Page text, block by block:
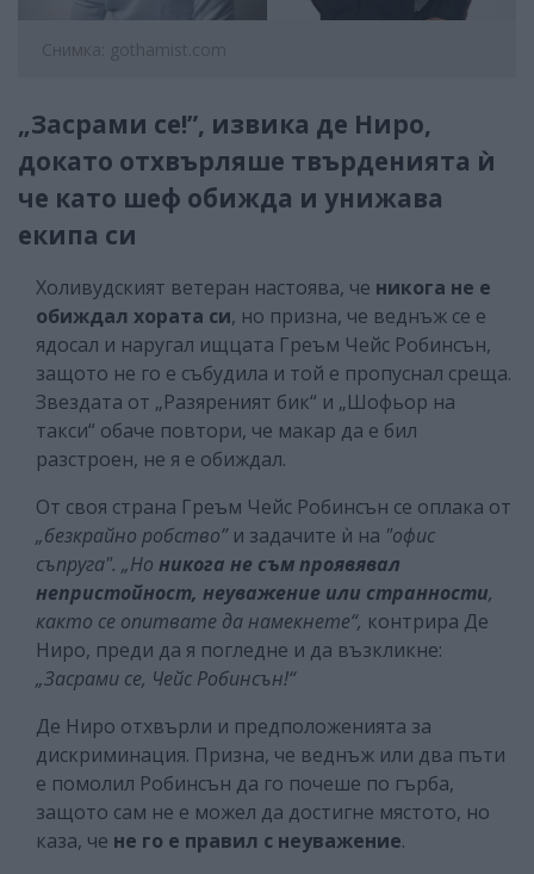
Снимка: gothamist.com
„Засрами се!”, извика де Ниро,
докато отхвърляше твърденията ѝ
че като шеф обижда и унижава
екипа си
Холивудският ветеран настоява, че никога не е
обиждал хората си, но призна, че веднъж се е
ядосал и наругал ищцата Греъм Чейс Робинсън,
защото не го е събудила и той е пропуснал среща.
Звездата от „Разяреният бик“ и „Шофьор на
такси“ обаче повтори, че макар да е бил
разстроен, не я е обиждал.
От своя страна Греъм Чейс Робинсън се оплака от
„безкрайно робство” и задачите ѝ на "офис
съпруга". „Но никога не съм проявявал
непристойност, неуважение или странности,
както се опитвате да намекнете“, контрира Де
Ниро, преди да я погледне и да възкликне:
„Засрами се, Чейс Робинсън!“
Де Ниро отхвърли и предположенията за
дискриминация. Призна, че веднъж или два пъти
е помолил Робинсън да го почеше по гърба,
защото сам не е можел да достигне мястото, но
каза, че не го е правил с неуважение.